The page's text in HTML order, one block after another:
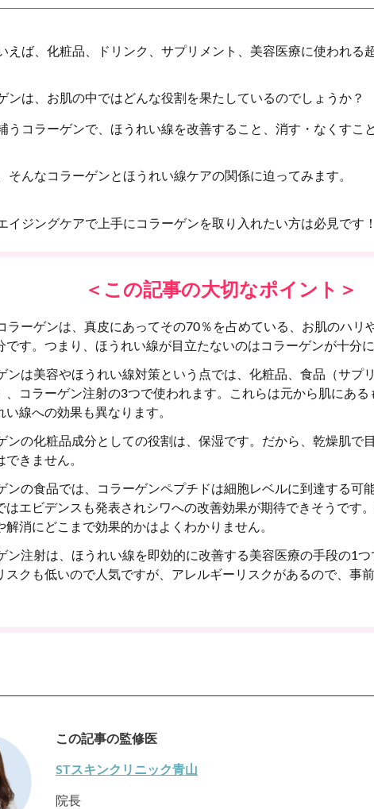
えば、化粧品、ドリンク、サプリメント、美容医療に使われる
ンは、お肌の中ではどんな役割を果たしているのでしょうか？
うコラーゲンで、ほうれい線を改善すること、消す・なくすこ
そんなコラーゲンとほうれい線ケアの関係に迫ってみます。
イジングケアで上手にコラーゲンを取り入れたい方は必見です！
＜この記事の大切なポイント＞
ラーゲンは、真皮にあってその70％を占めている、お肌のハリ
です。つまり、ほうれい線が目立たないのはコラーゲンが十分に
ンは美容やほうれい線対策という点では、化粧品、食品（サプ
、コラーゲン注射の3つで使われます。これらは元から肌にある
い線への効果も異なります。
ンの化粧品成分としての役割は、保湿です。だから、乾燥肌で
できません。
ンの食品では、コラーゲンペプチドは細胞レベルに到達する可
はエビデンスも発表されシワへの改善効果が期待できそうです
解消にどこまで効果的かはよくわかりません。
ン注射は、ほうれい線を即効的に改善する美容医療の手段の1つ
スクも低いので人気ですが、アレルギーリスクがあるので、事
この記事の監修医
STスキンクリニック青山
院長